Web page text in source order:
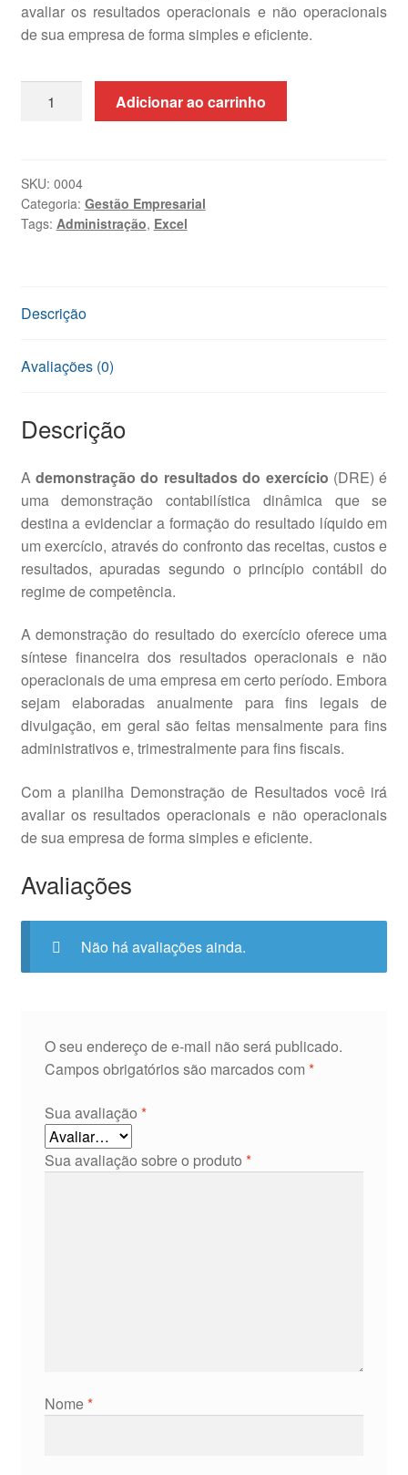
avaliar os resultados operacionais e não operacionais
de sua empresa de forma simples e eficiente.
Adicionar ao carrinho
SKU: 0004
Categoria: Gestão Empresarial
Tags: Administração, Excel
Descrição
Avaliações (0)
Descrição
Ademonstração do resultados do exercício (DRE) é
uma demonstração contabilística dinâmica que se
destina a evidenciar a formação do resultado líquido em
um exercício, através do confronto das receitas, custos e
resultados, apuradas segundo o princípio contábil do
regime de competência.
A demonstração do resultado do exercício oferece uma
síntese financeira dos resultados operacionais e não
operacionais de uma empresa em certo período. Embora
sejam elaboradas anualmente para fins legais de
divulgação, em geral são feitas mensalmente para fins
administrativos e, trimestralmente para fins fiscais.
Com a planilha Demonstração de Resultados você irá
avaliar os resultados operacionais e não operacionais
de sua empresa de forma simples e eficiente.
Avaliações
Não há avaliações ainda.
O seu endereço de e-mail não será publicado.
Campos obrigatórios são marcados com *
Sua avaliação *
Sua avaliação sobre o produto *
Nome*